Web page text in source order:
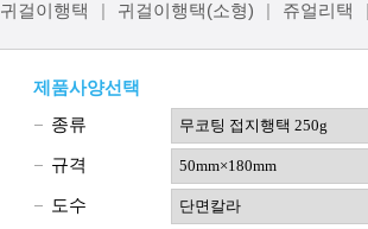
귀걸이행택 귀걸이행택(소형) 쥬얼리택
제품사양선택
종류
규격
도수